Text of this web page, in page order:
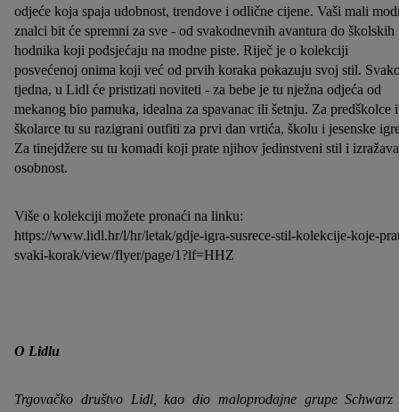
odjeće koja spaja udobnost, trendove i odlične cijene. Vaši mali
znalci bit će spremni za sve - od svakodnevnih avantura do školskih
hodnika koji podsjećaju na modne piste. Riječ je o kolekciji
posvećenoj onima koji već od prvih koraka pokazuju svoj stil.
tjedna, u Lidl će pristizati noviteti - za bebe je tu nježna odjeća od
mekanog bio pamuka, idealna za spavanac ili šetnju. Za predškolce i
školarce tu su razigrani outfiti za prvi dan vrtića, školu i jesenske
Za tinejdžere su tu komadi koji prate njihov jedinstveni stil i
osobnost.
Više o kolekciji možete pronaći na linku:
https://www.lidl.hr/l/hr/letak/gdje-igra-susrece-stil-kolekcije-koje-
svaki-korak/view/flyer/page/1?lf=HHZ
O Lidlu
Trgovačko društvo Lidl, kao dio maloprodajne grupe Schwarz